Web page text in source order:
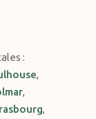
:
,
,
,